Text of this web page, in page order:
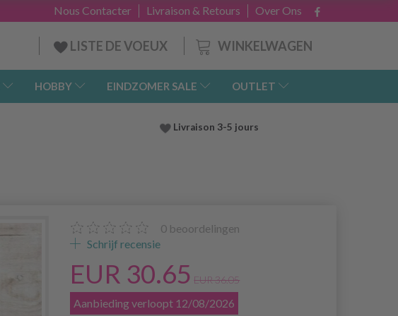
Over Ons
Livraison & Retours
Nous Contacter
WINKELWAGEN
LISTE DE VOEUX
HOBBY EINDZOMER SALE OUTLET
Livraison 3-5 jours
0 beoordelingen
Schrijf recensie
EUR 30.65 EUR 36.05
Aanbieding verloopt 12/08/2026